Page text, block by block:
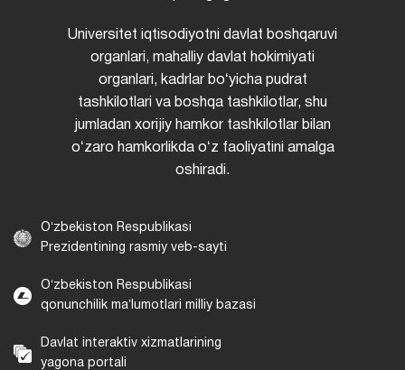
Universitet iqtisodiyotni davlat boshqaruvi
organlari, mahalliy davlat hokimiyati
organlari, kadrlar boʻyicha pudrat
tashkilotlari va boshqa tashkilotlar, shu
jumladan xorijiy hamkor tashkilotlar bilan
oʻzaro hamkorlikda oʻz faoliyatini amalga
oshiradi.
Oʻzbekiston Respublikasi
Prezidentining rasmiy veb-sayti
Oʻzbekiston Respublikasi
qonunchilik maʼlumotlari milliy bazasi
Davlat interaktiv xizmatlarining
yagona portali